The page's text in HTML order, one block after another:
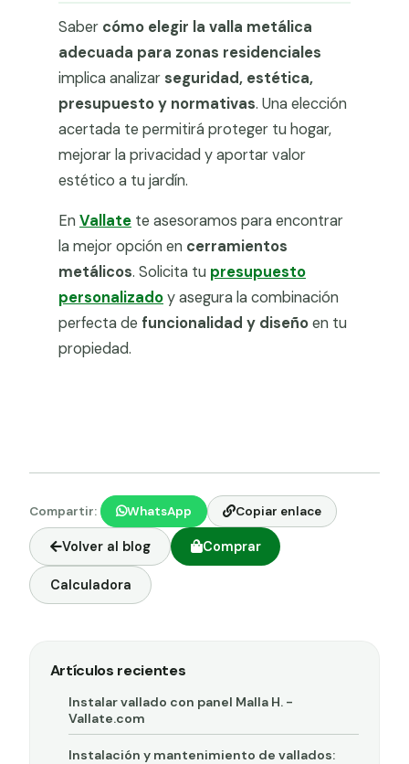
Saber cómo elegir la valla metálica
adecuada para zonas residenciales
implica analizar seguridad, estética,
presupuesto y normativas. Una elección
acertada te permitirá proteger tu hogar,
mejorar la privacidad y aportar valor
estético a tu jardín.
En Vallate te asesoramos para encontrar
la mejor opción en cerramientos
metálicos. Solicita tu presupuesto
personalizadoy asegura la combinación
perfecta de funcionalidad y diseñoen tu
propiedad.
Compartir: WhatsApp Copiar enlace
Volver al blog Comprar
Calculadora
Artículos recientes
Instalar vallado con panel Malla H. -
Vallate.com
Instalación y mantenimiento de vallados: